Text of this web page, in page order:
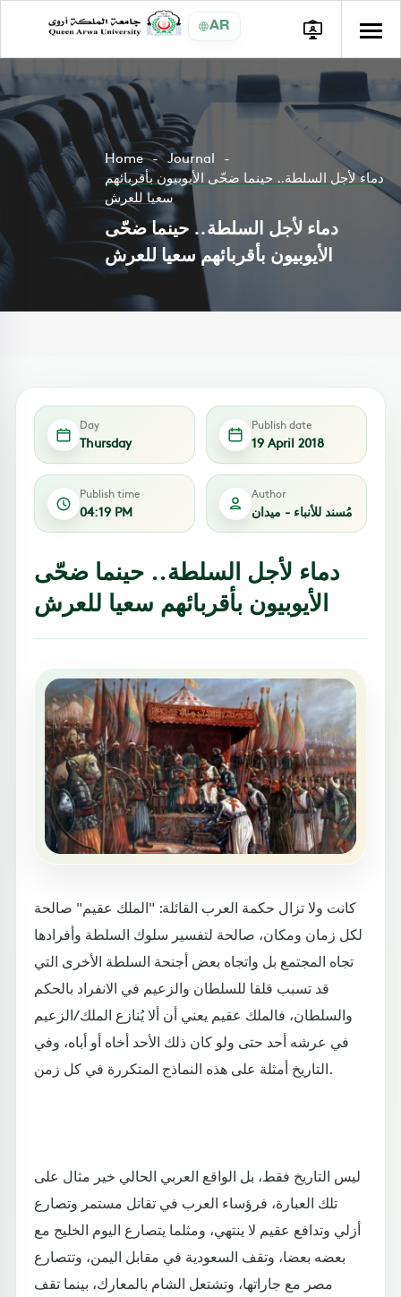
AR
Home
Journal
دماء لأجل السلطة.. حينما ضحّى الأيوبيون بأقربائهم
سعيا للعرش
دماء لأجل السلطة.. حينما ضحّى
الأيوبيون بأقربائهم سعيا للعرش
Day
Thursday
Publish date
19 April 2018
Publish time
04:19 PM
Author
مُسند للأنباء - ميدان
دماء لأجل السلطة.. حينما ضحّى
الأيوبيون بأقربائهم سعيا للعرش
كانت ولا تزال حكمة العرب القائلة: "الملك عقيم" صالحة
لكل زمان ومكان، صالحة لتفسير سلوك السلطة وأفرادها
تجاه المجتمع بل واتجاه بعض أجنحة السلطة الأخرى التي
قد تسبب قلقا للسلطان والزعيم في الانفراد بالحكم
والسلطان، فالملك عقيم يعني أن ألا يُنازع الملك/الزعيم
في عرشه أحد حتى ولو كان ذلك الأحد أخاه أو أباه، وفي
التاريخ أمثلة على هذه النماذج المتكررة في كل زمن.
ليس التاريخ فقط، بل الواقع العربي الحالي خير مثال على
تلك العبارة، فرؤساء العرب في تقاتل مستمر وتصارع
أزلي وتدافع عقيم لا ينتهي، ومثلما يتصارع اليوم الخليج مع
بعضه بعضا، وتقف السعودية في مقابل اليمن، وتتصارع
مصر مع جاراتها، وتشتعل الشام بالمعارك، بينما تقف